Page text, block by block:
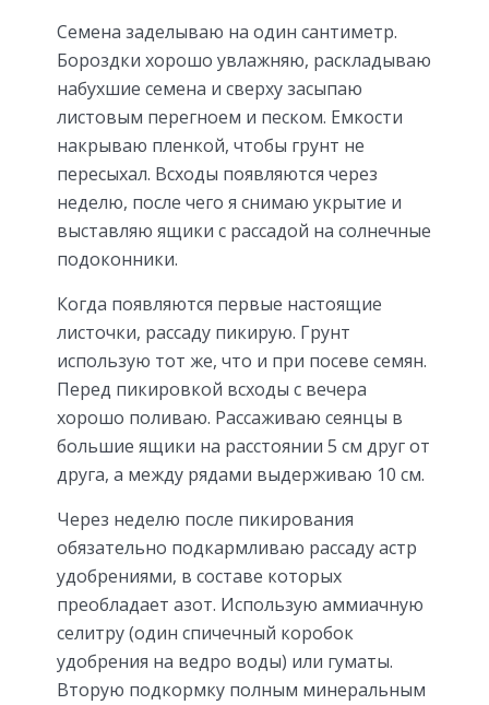
Семена заделываю на один сантиметр.
Бороздки хорошо увлажняю, раскладываю
набухшие семена и сверху засыпаю
листовым перегноем и песком. Емкости
накрываю пленкой, чтобы грунт не
пересыхал. Всходы появляются через
неделю, после чего я снимаю укрытие и
выставляю ящики с рассадой на солнечные
подоконники.
Когда появляются первые настоящие
листочки, рассаду пикирую. Грунт
использую тот же, что и при посеве семян.
Перед пикировкой всходы с вечера
хорошо поливаю. Рассаживаю сеянцы в
большие ящики на расстоянии 5 см друг от
друга, а между рядами выдерживаю 10 см.
Через неделю после пикирования
обязательно подкармливаю рассаду астр
удобрениями, в составе которых
преобладает азот. Использую аммиачную
селитру (один спичечный коробок
удобрения на ведро воды) или гуматы.
Вторую подкормку полным минеральным